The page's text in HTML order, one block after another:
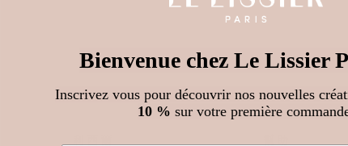
利西爾 幫助
Bienvenue chez Le Lissier
Inscrivez vous pour découvrir nos nouvelles
10 % sur votre première